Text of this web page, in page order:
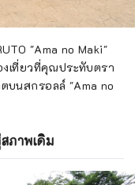
"Ama no Maki"
งเที่ยวที่คุณประทับตรา
บนสกรอลล์ "Ama no
ภาพเดิม